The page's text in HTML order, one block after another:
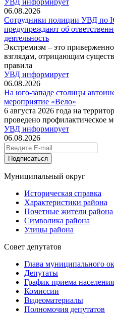
УВД информирует
06.08.2026
Сотрудники полиции УВД по
предупреждают об
деятельность
Экстремизм – это
взглядам, отрицающим
правила
УВД информирует
06.08.2026
На юго-западе столицы
мероприятие «Вело»
6 августа 2026 года на
проведено профилактическое
УВД информирует
06.08.2026
Подписаться
Муниципальный округ
Историческая справка
Характеристики района
Почетные жители района
Символика района
Улицы района
Совет депутатов
Глава муниципального
Депутаты
График приема населения
Комиссии
Видеоматериалы
Полномочия депутатов